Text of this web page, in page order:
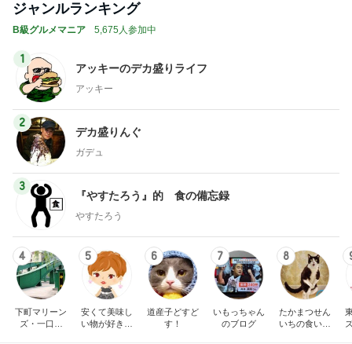
ジャンルランキング
B級グルメマニア 5,675人参加中
1
アッキーのデカ盛りライフ
アッキー
2
デカ盛りんぐ
ガデュ
3
『やすたろう』的 食の備忘録
やすたろう
4
下町マリーン
ズ・一口馬
5
安くて美味し
い物が好き☆
6
道産子どすど
す！
7
いもっちゃん
のブログ
8
たかまつせん
いちの食い散